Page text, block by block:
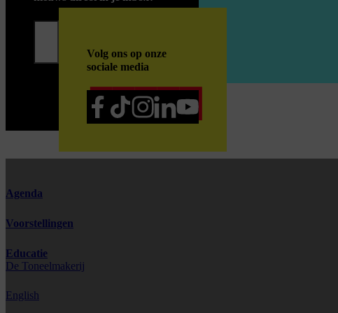
Volg ons op onze
sociale media
Agenda
Voorstellingen
Educatie
De Toneelmakerij
English